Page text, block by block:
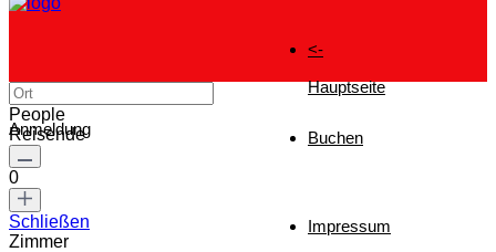
<-
Hauptseite
Buchen
Impressum
Anmeldung
People
Reisende
0
Schließen
Zimmer